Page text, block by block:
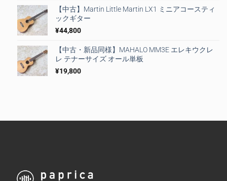
【中古】Martin Little Martin LX1 ミニアコースティ
ックギター
¥44,800
【中古・新品同様】MAHALO MM3E エレキウクレ
レ テナーサイズ オール単板
¥19,800